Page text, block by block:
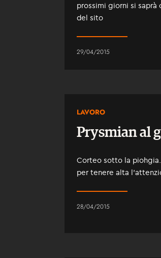
prossimi giorni si saprà
del sito
29/04/2015
LAVORO
Prysmian al
Corteo sotto la
per tenere alta
28/04/2015